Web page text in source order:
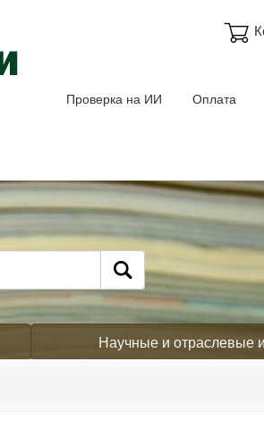
Проверка на ИИ Оплата
Научные и отраслевые